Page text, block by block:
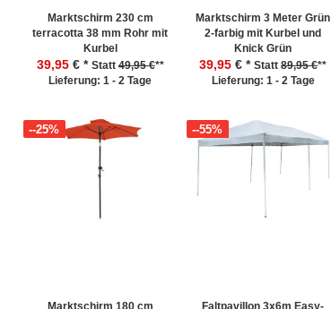
Marktschirm 230 cm
terracotta 38 mm Rohr mit
Kurbel
39,95 € * Statt49,95 €**
Lieferung: 1 - 2 Tage
Marktschirm 3 Meter Grün
2-farbig mit Kurbel und
Knick Grün
39,95 € *Statt89,95 €**
Lieferung: 1 - 2 Tage
Marktschirm 180 cm
--25%
Faltpavillon 3x6m Easy-
--55%